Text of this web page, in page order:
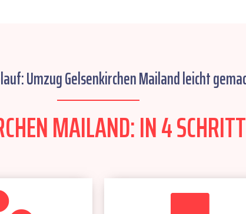
Umzug Gelsenkirchen Mailand leicht
MAILAND: IN 4